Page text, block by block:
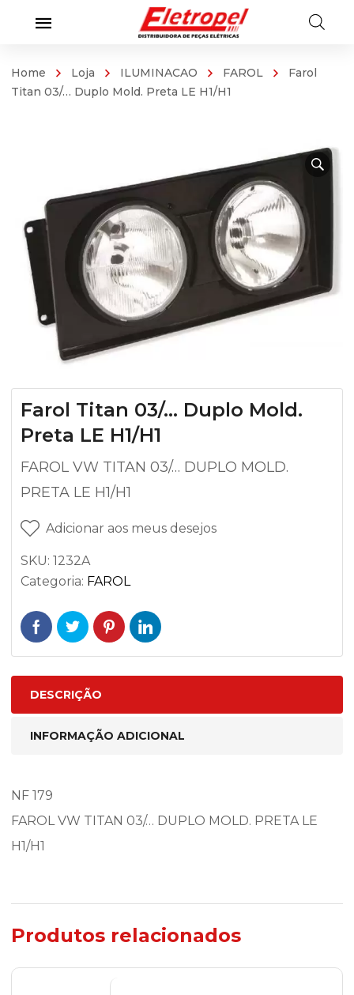
Home Loja ILUMINACAO FAROL
Farol
Titan 03/… Duplo Mold. Preta LE H1/H1
Farol Titan 03/… Duplo Mold.
Preta LE H1/H1
FAROL VW TITAN 03/… DUPLO MOLD.
PRETA LE H1/H1
Adicionar aos meus desejos
SKU: 1232A
Categoria: FAROL
DESCRIÇÃO
INFORMAÇÃO ADICIONAL
NF 179
FAROL VW TITAN 03/… DUPLO MOLD. PRETA LE
H1/H1
Produtos relacionados